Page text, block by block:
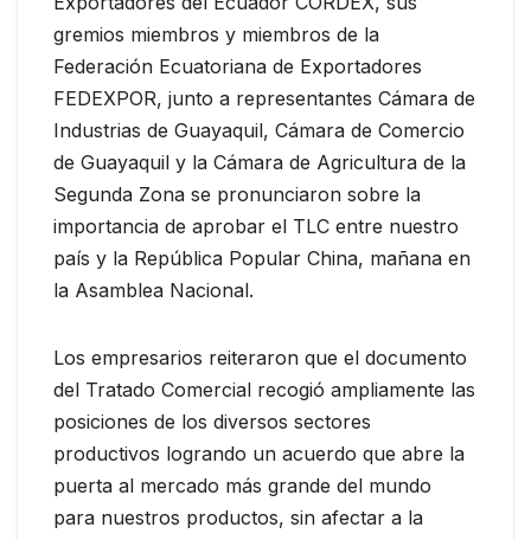
gremios miembros y miembros de la
Federación Ecuatoriana de Exportadores
FEDEXPOR, junto a representantes Cámara de
Industrias de Guayaquil, Cámara de Comercio
de Guayaquil y la Cámara de Agricultura de la
Segunda Zona se pronunciaron sobre la
importancia de aprobar el TLC entre nuestro
país y la República Popular China, mañana en
la Asamblea Nacional.
Los empresarios reiteraron que el documento
del Tratado Comercial recogió ampliamente las
posiciones de los diversos sectores
productivos logrando un acuerdo que abre la
puerta al mercado más grande del mundo
para nuestros productos, sin afectar a la